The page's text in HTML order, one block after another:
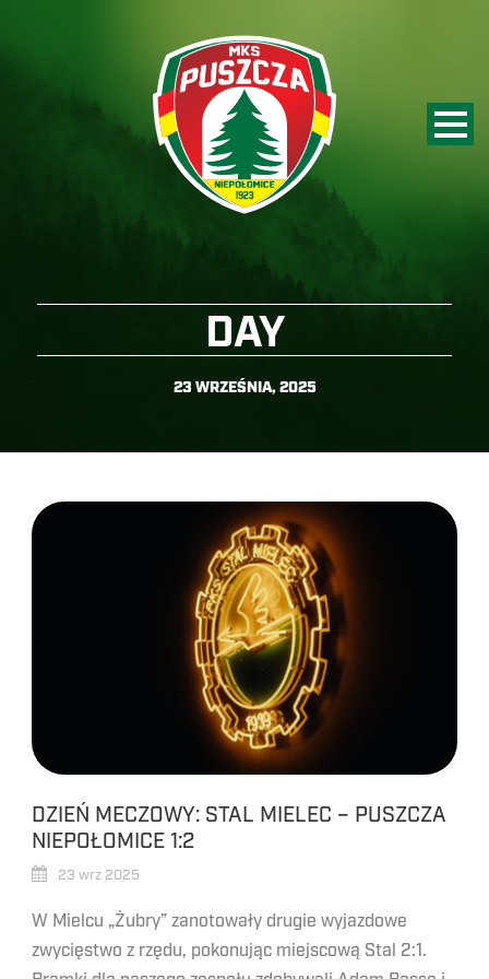
DAY
23 WRZEŚNIA, 2025
DZIEŃ MECZOWY: STAL MIELEC – PUSZCZA
NIEPOŁOMICE 1:2
23 wrz 2025
W Mielcu „Żubry” zanotowały drugie wyjazdowe
zwycięstwo z rzędu, pokonując miejscową Stal 2:1.